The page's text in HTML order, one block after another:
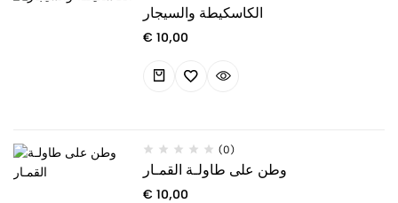
الكاسكيطة والسيجار
€ 10,00
(0)
وطن على طاولـة القمـار
€ 10,00